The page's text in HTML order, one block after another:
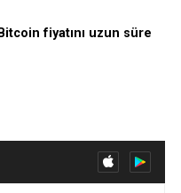
fiyatını uzun süre